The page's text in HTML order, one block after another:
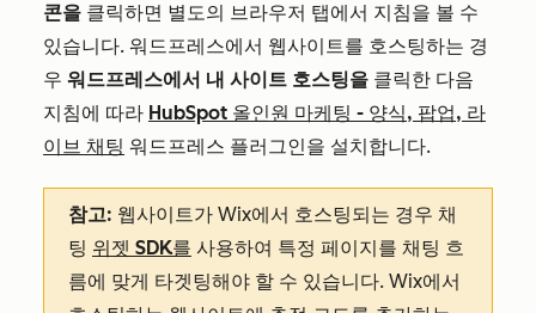
콘을 클릭하면 별도의 브라우저 탭에서 지침을 볼 수
있습니다. 워드프레스에서 웹사이트를 호스팅하는 경
우 워드프레스에서 내 사이트 호스팅을 클릭한 다음
지침에 따라 HubSpot 올인원 마케팅 - 양식, 팝업, 라
이브 채팅 워드프레스 플러그인을 설치합니다.
참고: 웹사이트가 Wix에서 호스팅되는 경우 채
팅 위젯 SDK를 사용하여 특정 페이지를 채팅 흐
름에 맞게 타겟팅해야 할 수 있습니다. Wix에서